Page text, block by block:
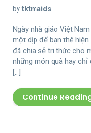
by tktmaids
Ngày nhà giáo Việt
một dịp để bạn thể
đã chia sẻ tri thức cho
những món quà hay chỉ
[…]
Continue